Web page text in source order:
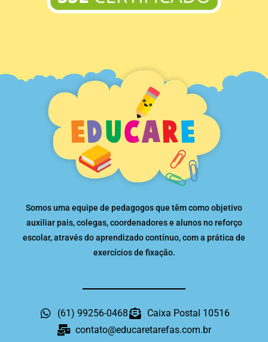
Somos uma equipe de pedagogos que têm como objetivo
auxiliar pais, colegas, coordenadores e alunos no reforço
escolar, através do aprendizado contínuo, com a prática de
exercícios de fixação.
(61) 99256-0468
Caixa Postal 10516
contato@educaretarefas.com.br